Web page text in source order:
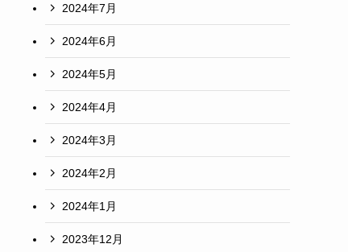
2024年7月
2024年6月
2024年5月
2024年4月
2024年3月
2024年2月
2024年1月
2023年12月